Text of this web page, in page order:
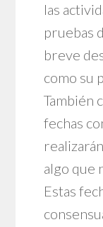
las
pruebas
breve
como su
También
fechas
algo que
Estas